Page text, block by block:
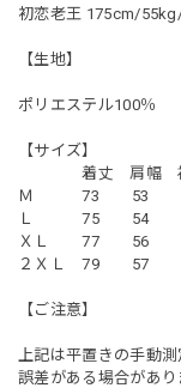
初恋老王 175cm/
【生地】
ポリエステル100％
【サイ
着丈 肩幅 袖
Ｍ 73 53
Ｌ 75 54
ＸＬ 77 56
２ＸＬ 79 57
【ご注意】
上記は平置きの手動測
誤差がある場合があ